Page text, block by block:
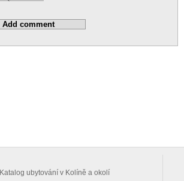
Katalog ubytování v Kolíně a okolí